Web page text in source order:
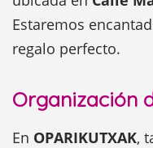
Estaremos
regalo perfecto.
Organización
En OPARIKUTXAK,